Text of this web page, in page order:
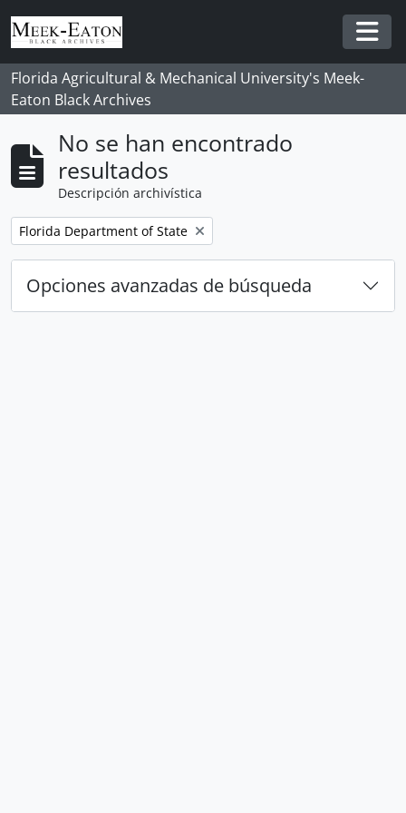
Skip to main content
Florida Agricultural & Mechanical University's Meek-
Eaton Black Archives
No se han encontrado
resultados
Descripción archivística
Remove filter:
Florida Department of State
Opciones avanzadas de búsqueda